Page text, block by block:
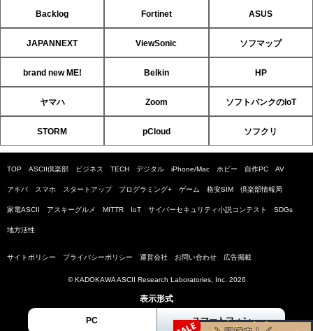
Backlog Fortinet ASUS
JAPANNEXT ViewSonic ソフマップ
brand new ME! Belkin HP
ヤマハ Zoom ソフトバンクのIoT
STORM pCloud ソフクリ
TOP ASCII倶楽部 ビジネス TECH デジタル iPhone/Mac ホビー 自作PC AV
アキバ スマホ スタートアップ プログラミング+ ゲーム 格安SIM 倶楽部情報局
家電ASCII アスキーグルメ MITTR IoT サイバーセキュリティ小説コンテスト SDGs
地方活性
サイトポリシー プライバシーポリシー 運営会社 お問い合わせ 広告掲載
© KADOKAWA ASCII Research Laboratories, Inc. 2026
表示形式
PC スマートフォン